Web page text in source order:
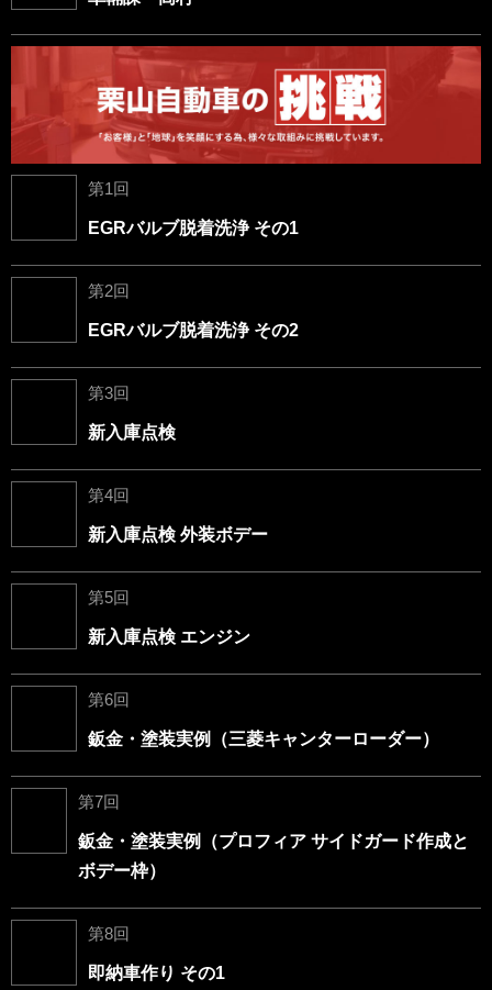
第1回
EGRバルブ脱着洗浄 その1
第2回
EGRバルブ脱着洗浄 その2
第3回
新入庫点検
第4回
新入庫点検 外装ボデー
第5回
新入庫点検 エンジン
第6回
鈑金・塗装実例（三菱キャンターローダー）
第7回
鈑金・塗装実例（プロフィア サイドガード作成と
ボデー枠）
第8回
即納車作り その1